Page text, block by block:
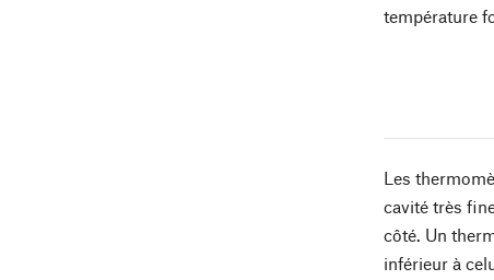
température
Les
cavité très
côté. Un
inférieur à